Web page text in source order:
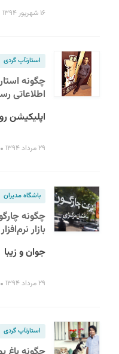
۱۶ شهریور ۱۳۹۴
استارت‎آپ گردی
چگونه
اطلاعاتی
اپلیکیشن
۲۹ مرداد ۱۳۹۴
باشگاه مدیران
چگونه
بازار
جوان و زیبا
۲۹ مرداد ۱۳۹۴
استارت‎آپ گردی